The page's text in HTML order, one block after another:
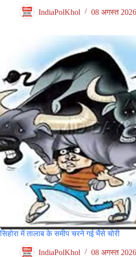
IndiaPolKhol 08 अगस्त 2026
सिहोरा में तालाब के समीप चरने गई भैंसे चोरी
IndiaPolKhol 08 अगस्त 2026